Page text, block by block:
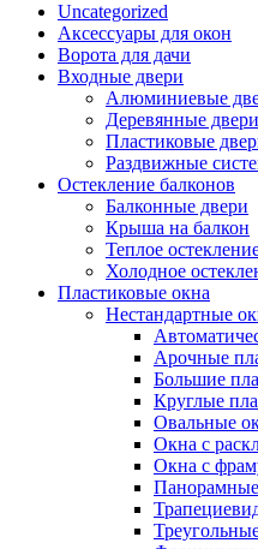
Uncategorized
Аксессуары для окон
Ворота для дачи
Входные двери
Алюминиевые
Деревянные двери
Пластиковые
Раздвижные
Остекление балконов
Балконные двери
Крыша на балкон
Теплое
Холодное
Пластиковые окна
Нестандартные
Арочные
Большие
Круглые
Овальные
Окна с
Окна с